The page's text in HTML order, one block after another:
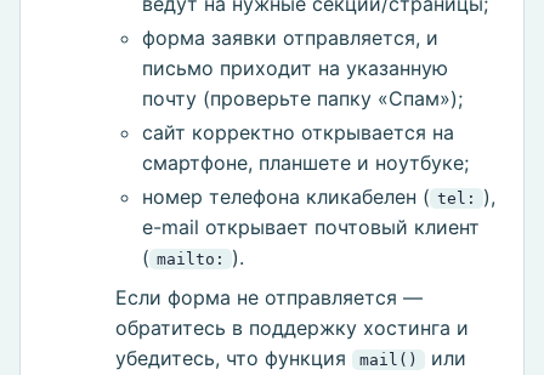
форма заявки отправляется, и
письмо приходит на указанную
почту (проверьте папку «Спам»);
сайт корректно открывается на
смартфоне, планшете и ноутбуке;
номер телефона кликабелен ( tel:
),
e-mail открывает почтовый клиент
( mailto:
).
Если форма не отправляется —
обратитесь в поддержку хостинга и
убедитесь, что функция
mail()
или